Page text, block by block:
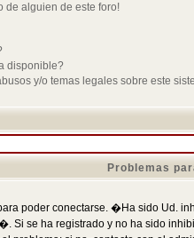
alguien de este foro!
disponible?
y/o temas legales sobre este
Problemas
poder conectarse. �Ha sido Ud.
Si se ha registrado y no ha sido